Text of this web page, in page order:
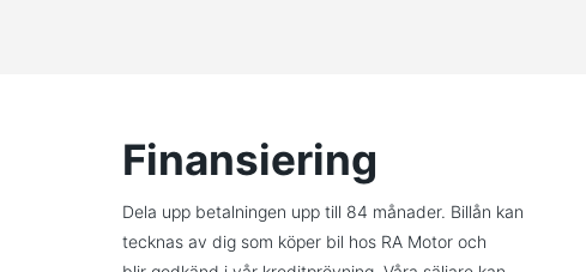
Finansiering
Dela upp betalningen upp till 84 månader. Billån kan
tecknas av dig som köper bil hos RA Motor och